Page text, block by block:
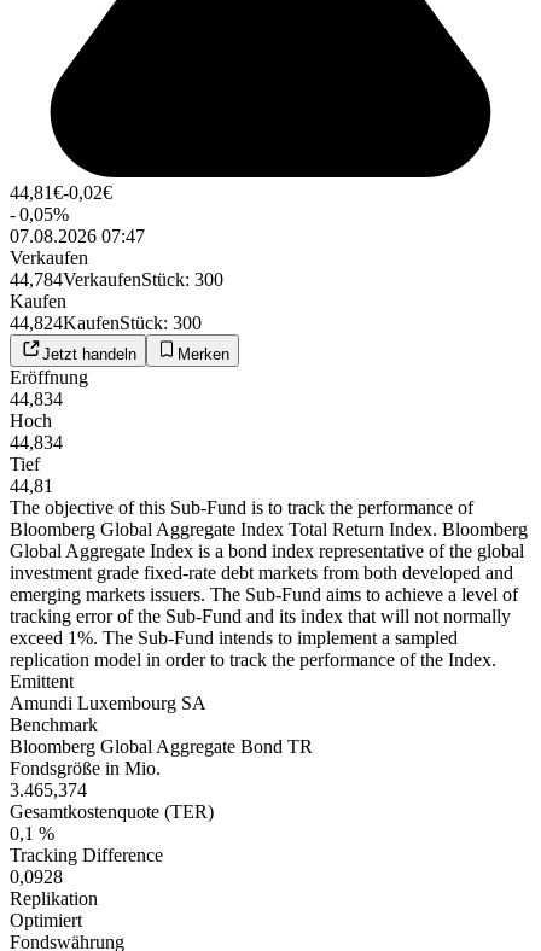
44,81€-0,02€
-0,05%
07.08.2026 07:47
Verkaufen
44,784VerkaufenStück: 300
Kaufen
44,824KaufenStück: 300
Jetzt handeln Merken
Eröffnung
44,834
Hoch
44,834
Tief
44,81
The objective of this Sub-Fund is to track the performance of
Bloomberg Global Aggregate Index Total Return Index. Bloomberg
Global Aggregate Index is a bond index representative of the global
investment grade fixed-rate debt markets from both developed and
emerging markets issuers. The Sub-Fund aims to achieve a level of
tracking error of the Sub-Fund and its index that will not normally
exceed 1%. The Sub-Fund intends to implement a sampled
replication model in order to track the performance of the Index.
Emittent
Amundi Luxembourg SA
Benchmark
Bloomberg Global Aggregate Bond TR
Fondsgröße in Mio.
3.465,374
Gesamtkostenquote (TER)
0,1 %
Tracking Difference
0,0928
Replikation
Optimiert
Fondswährung